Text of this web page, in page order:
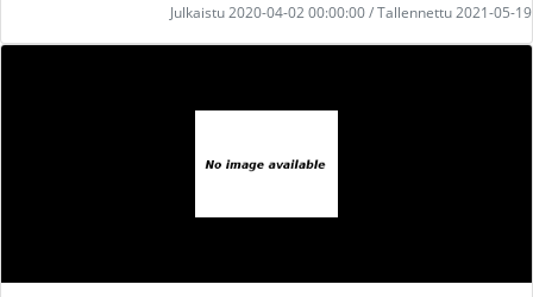
Julkaistu 2020-04-02 00:00:00 / Tallennettu 2021-05-19